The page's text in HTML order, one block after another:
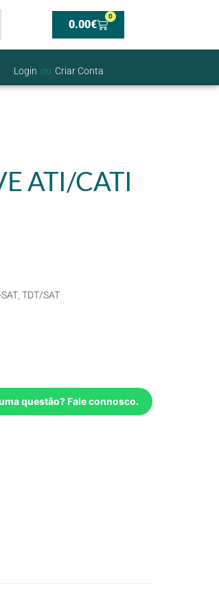
0.00€
0
Login ou Criar Conta
ATI/CATI
TDT/SAT
questão? Fale connosco.